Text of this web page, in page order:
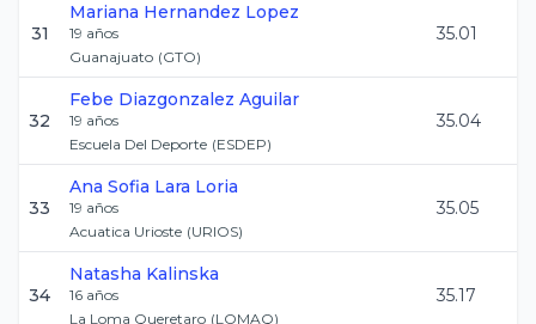
31
Mariana Hernandez Lopez
19 años
Guanajuato (GTO)
35.01
32
Febe Diazgonzalez Aguilar
19 años
Escuela Del Deporte (ESDEP)
35.04
33
Ana Sofia Lara Loria
19 años
Acuatica Urioste (URIOS)
35.05
34
Natasha Kalinska
16 años
La Loma Queretaro (LOMAQ)
35.17